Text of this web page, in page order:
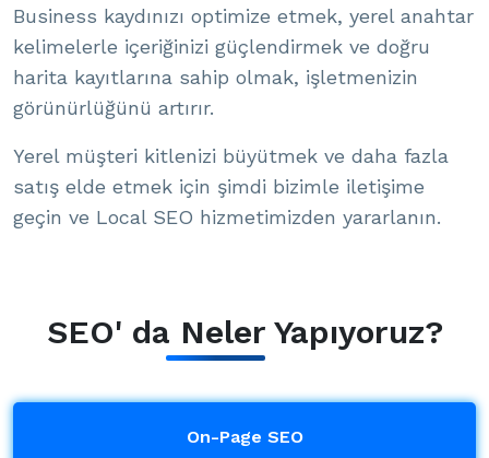
Business kaydınızı optimize etmek, yerel anahtar
kelimelerle içeriğinizi güçlendirmek ve doğru
harita kayıtlarına sahip olmak, işletmenizin
görünürlüğünü artırır.
Yerel müşteri kitlenizi büyütmek ve daha fazla
satış elde etmek için şimdi bizimle iletişime
geçin ve Local SEO hizmetimizden yararlanın.
SEO' da Neler Yapıyoruz?
On-Page SEO